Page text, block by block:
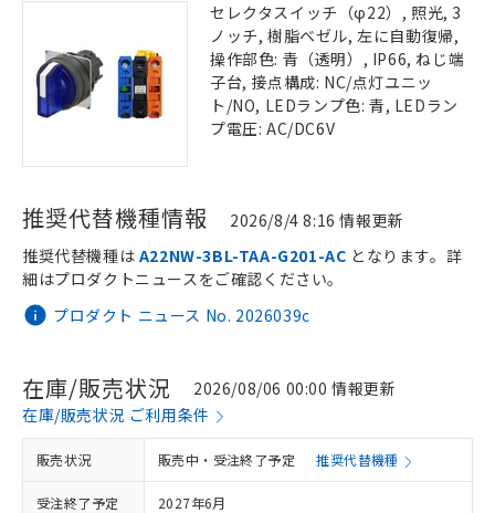
セレクタスイッチ（φ22）, 照光, 3
ノッチ, 樹脂ベゼル, 左に自動復帰,
操作部色: 青（透明）, IP66, ねじ端
子台, 接点構成: NC/点灯ユニッ
ト/NO, LEDランプ色: 青, LEDラン
プ電圧: AC/DC6V
推奨代替機種情報 2026/8/4 8:16 情報更新
プロダクト ニュース No. 2026039c
推奨代替機種は A22NW-3BL-TAA-G201-AC となります。詳
細はプロダクトニュースをご確認ください。
在庫/販売状況
2026/08/06 00:00 情報更新
在庫/販売状況 ご利用条件
販売状況 販売中・受注終了予定 推奨代替機種
受注終了予定 2027年6月